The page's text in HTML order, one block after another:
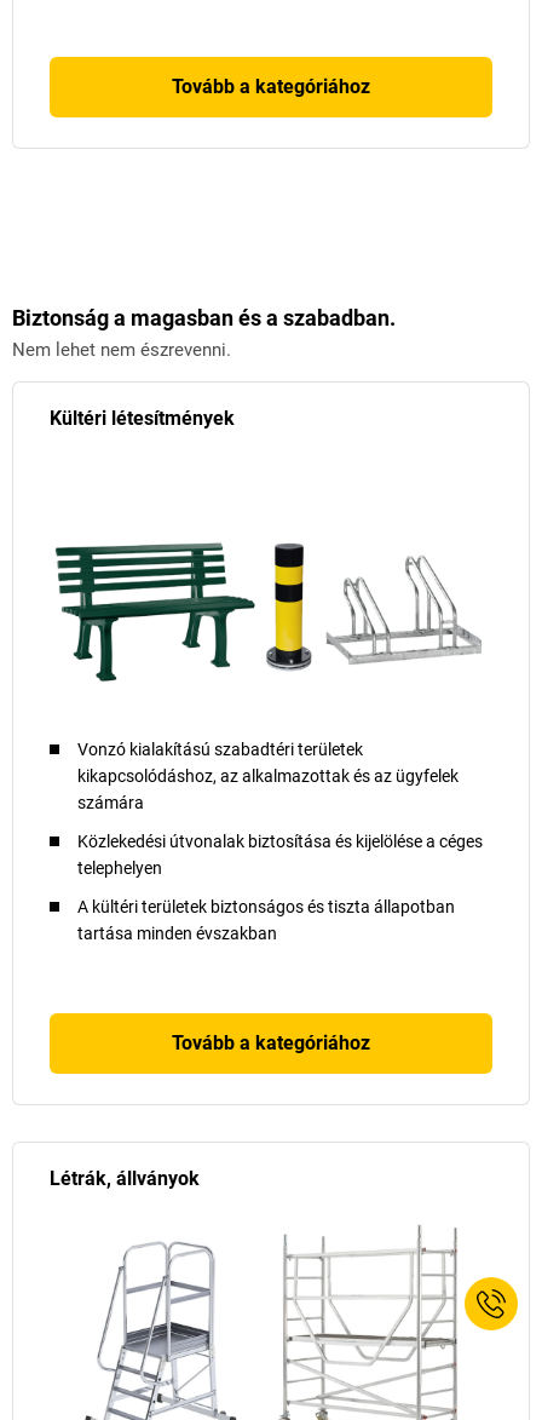
Tovább a kategóriához
Biztonság a magasban és a szabadban.
Nem lehet nem észrevenni.
Kültéri létesítmények
Vonzó kialakítású szabadtéri területek
kikapcsolódáshoz, az alkalmazottak és az ügyfelek
számára
Közlekedési útvonalak biztosítása és kijelölése a céges
telephelyen
A kültéri területek biztonságos és tiszta állapotban
tartása minden évszakban
Tovább a kategóriához
Létrák, állványok